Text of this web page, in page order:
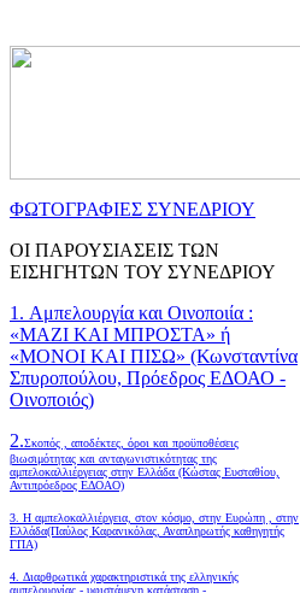
ΦΩΤΟΓΡΑΦΙΕΣ ΣΥΝΕΔΡΙΟΥ
ΟΙ ΠΑΡΟΥΣΙΑΣΕΙΣ ΤΩΝ
ΕΙΣΗΓΗΤΩΝ ΤΟΥ ΣΥΝΕΔΡΙΟΥ
1. Αμπελουργία και Οινοποιία :
«ΜΑΖΙ ΚΑΙ ΜΠΡΟΣΤΑ» ή
«ΜΟΝΟΙ ΚΑΙ ΠΙΣΩ» (Κωνσταντίνα
Σπυροπούλου, Πρόεδρος ΕΔΟΑΟ -
Οινοποιός)
2.Σκοπός , αποδέκτες, όροι και προϋποθέσεις
βιωσιμότητας και ανταγωνιστικότητας της
αμπελοκαλλιέργειας στην Ελλάδα (Κώστας Ευσταθίου,
Αντιπρόεδρος ΕΔΟΑΟ)
3. Η αμπελοκαλλιέργεια, στον κόσμο, στην Ευρώπη , στην
Ελλάδα(Παύλος Καρανικόλας, Αναπληρωτής καθηγητής
ΓΠΑ)
4. Διαρθρωτικά χαρακτηριστικά της ελληνικής
αμπελουργίας - υφιστάμενη κατάσταση -